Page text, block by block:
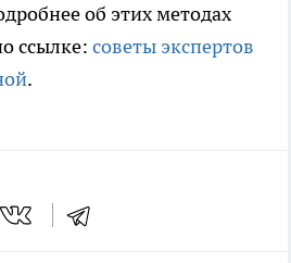
об этих методах
ссылке: советы экспертов
.